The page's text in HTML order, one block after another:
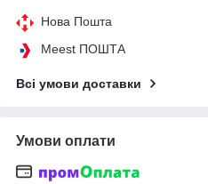
Нова Пошта
Meest ПОШТА
Всі умови доставки
Умови оплати